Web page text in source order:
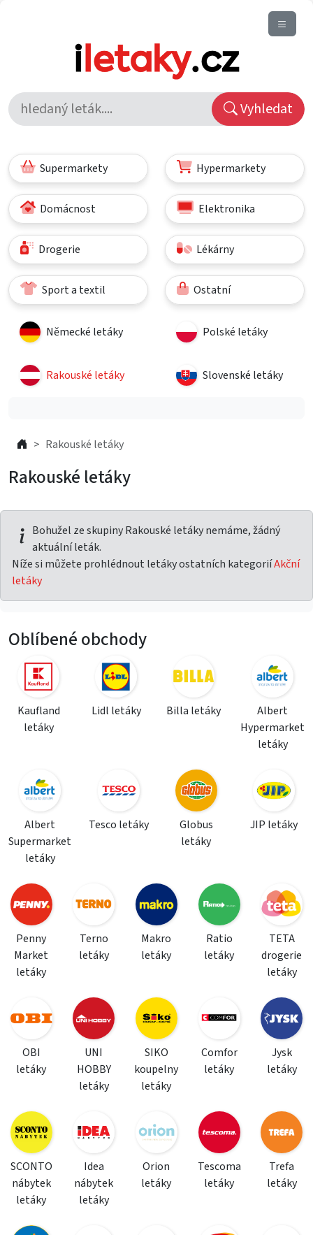
Vyhledat
Supermarkety Hypermarkety
Domácnost Elektronika
Drogerie Lékárny
Sport a textil Ostatní
Německé letáky Polské letáky
Rakouské letáky Slovenské letáky
Rakouské letáky
Rakouské letáky
Bohužel ze skupiny Rakouské letáky nemáme, žádný
aktuální leták.
Níže si můžete prohlédnout letáky ostatních kategoriíAkční
letáky
Oblíbené obchody
Kaufland
letáky
Lidl letáky Billa letáky
Albert
Hypermarket
letáky
Albert
Supermarket
letáky
Tesco letáky
Globus
letáky
JIP letáky
Penny
Market
letáky
Terno
letáky
Makro
letáky
Ratio
letáky
TETA
drogerie
letáky
OBI
letáky
UNI
HOBBY
letáky
SIKO
koupelny
letáky
Comfor
letáky
Jysk
letáky
SCONTO
nábytek
letáky
Idea
nábytek
letáky
Orion
letáky
Tescoma
letáky
Trefa
letáky